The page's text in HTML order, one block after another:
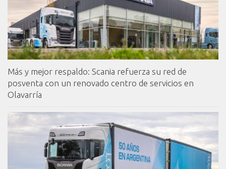
Más y mejor respaldo: Scania refuerza su red de
posventa con un renovado centro de servicios en
Olavarría